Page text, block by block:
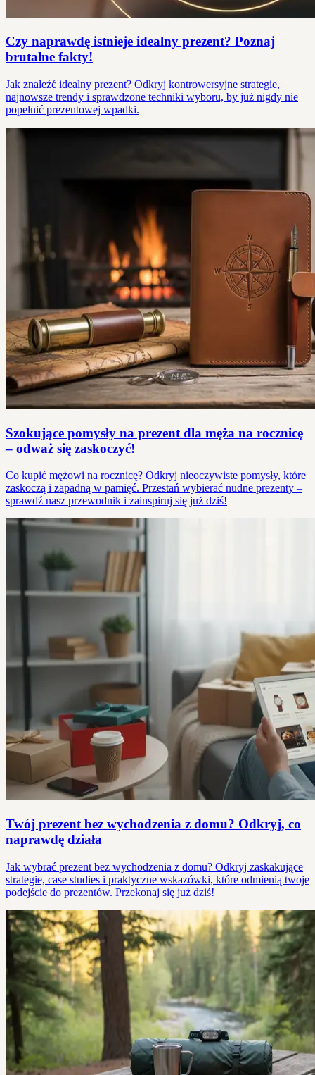
Czy naprawdę istnieje idealny prezent? Poznaj
brutalne fakty!
Jak znaleźć idealny prezent? Odkryj kontrowersyjne strategie,
najnowsze trendy i sprawdzone techniki wyboru, by już nigdy nie
popełnić prezentowej wpadki.
Szokujące pomysły na prezent dla męża na rocznicę
– odważ się zaskoczyć!
Co kupić mężowi na rocznicę? Odkryj nieoczywiste pomysły, które
zaskoczą i zapadną w pamięć. Przestań wybierać nudne prezenty –
sprawdź nasz przewodnik i zainspiruj się już dziś!
Twój prezent bez wychodzenia z domu? Odkryj, co
naprawdę działa
Jak wybrać prezent bez wychodzenia z domu? Odkryj zaskakujące
strategie, case studies i praktyczne wskazówki, które odmienią twoje
podejście do prezentów. Przekonaj się już dziś!